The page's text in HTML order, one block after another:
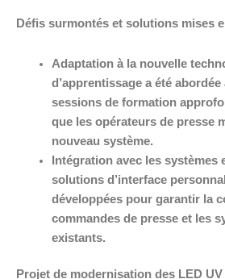
Défis surmontés et solutions mises
Adaptation à la nouvelle
d’apprentissage a été
sessions de formation
que les opérateurs de presse
nouveau système.
Intégration avec les systèmes
solutions d’interface
développées pour garantir la
commandes de presse et les
existants.
Projet de modernisation des LED